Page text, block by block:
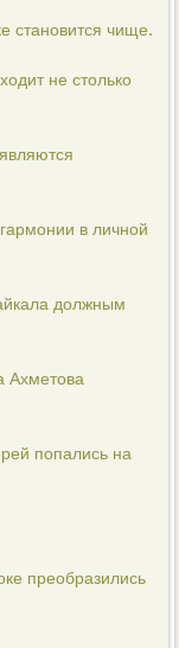
становится чище.
не столько
в личной
должным
Ахметова
попались на
преобразились